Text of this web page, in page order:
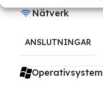
Nätverk
ANSLUTNINGAR
Operativsystem